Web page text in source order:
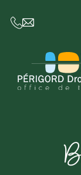
CE LIEN